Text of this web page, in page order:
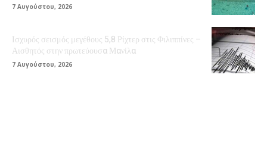
7 Αυγούστου, 2026
Ισχυρός σεισμός μεγέθους 5,8 Ρίχτερ στις Φιλιππίνες –
Αισθητός στην πρωτεύουσα Μανίλα
7 Αυγούστου, 2026